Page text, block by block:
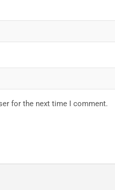
for the next time I comment.